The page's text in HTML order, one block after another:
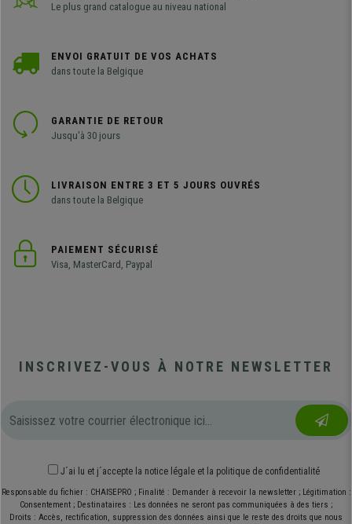
Le plus grand catalogue au niveau national
ENVOI GRATUIT DE VOS ACHATS
dans toute la Belgique
GARANTIE DE RETOUR
Jusqu'à 30 jours
LIVRAISON ENTRE 3 ET 5 JOURS OUVRÉS
dans toute la Belgique
PAIEMENT SÉCURISÉ
Visa, MasterCard, Paypal
INSCRIVEZ-VOUS À NOTRE NEWSLETTER
J´ai lu et j´accepte la notice légale et la politique de confidentialité
Responsable du fichier : CHAISEPRO ; Finalité : Demander à recevoir la newsletter ; Légitimation :
Consentement ; Destinataires : Les données ne seront pas communiquées à des tiers ;
Droits : Accès, rectification, suppression des données ainsi que le reste des droits que nous